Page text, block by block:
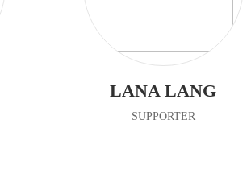
LANA LANG
SUPPORTER